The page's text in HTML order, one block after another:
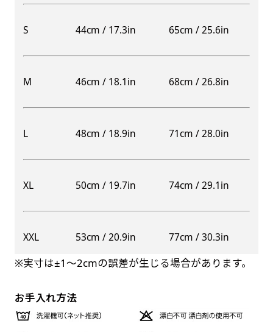
S 44cm / 17.3in 65cm / 25.6in
M 46cm / 18.1in 68cm / 26.8in
L 48cm / 18.9in 71cm / 28.0in
XL 50cm / 19.7in 74cm / 29.1in
XXL 53cm / 20.9in 77cm / 30.3in
※実寸は±1〜2cmの誤差が生じる場合があります。
お手入れ方法